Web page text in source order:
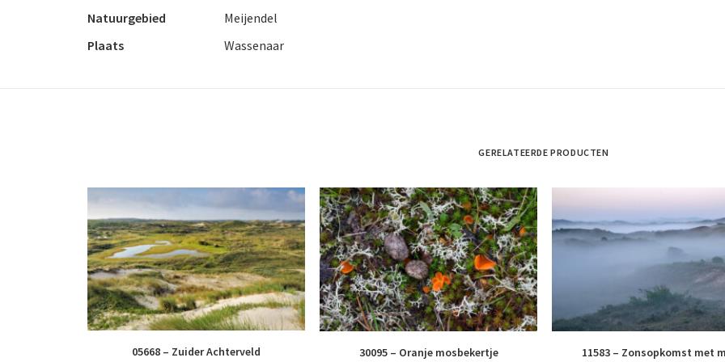
Natuurgebied
Meijendel
Plaats
Wassenaar
GERELATEERDE PRODUCTEN
05668 – Zuider Achterveld 30095 – Oranje mosbekertje 11583 – Zonsopkomst met